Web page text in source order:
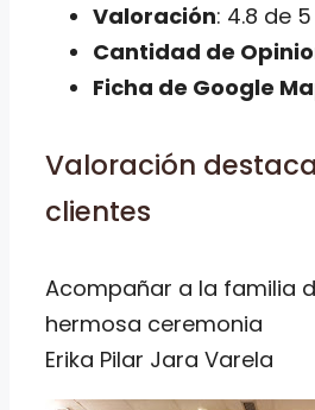
Valoración: 4.8 de 5
Cantidad de
Ficha de Google
Valoración
clientes
Acompañar a la familia
hermosa ceremonia
Erika Pilar Jara Varela